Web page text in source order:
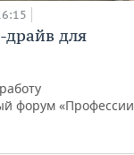
драйв для
форум «Профессии